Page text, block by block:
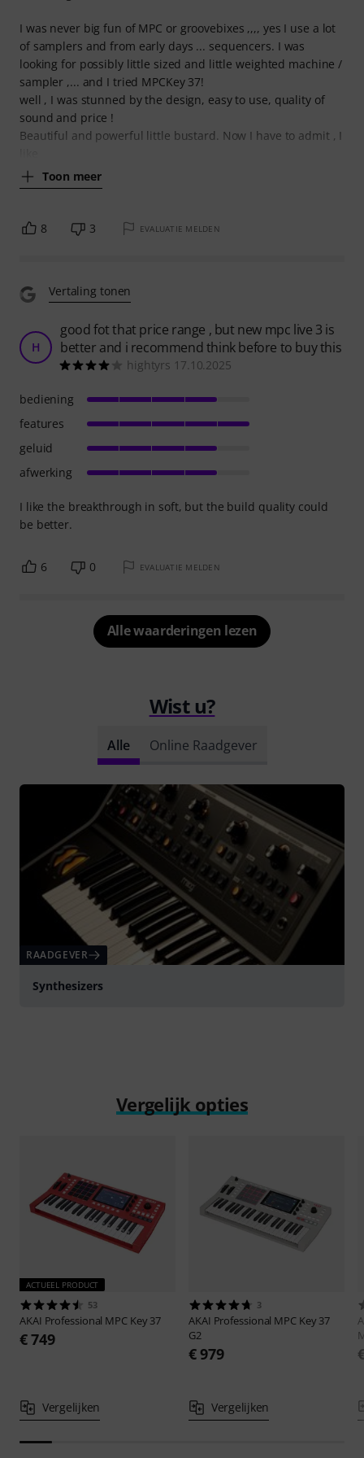
I was never big fun of MPC or groovebixes ,,,, yes I use a lot
of samplers and from early days ... sequencers. I was
looking for possibly little sized and little weighted machine /
sampler ,... and I tried MPCKey 37!
well , I was stunned by the design, easy to use, quality of
sound and price !
Beautiful and powerful little bustard. Now I have to admit , I
Toon meer
8 3 EVALUATIE MELDEN
Vertaling tonen
H
good fot that price range , but new mpc live 3 is
better and i recommend think before to buy this
hightyrs 17.10.2025
I like the breakthrough in soft, but the build quality could
be better.
bediening
features
geluid
afwerking
6 0 EVALUATIE MELDEN
Alle waarderingen lezen
Wist u?
Alle Online Raadgever
RAADGEVER
Synthesizers
Vergelijk opties
ACTUEEL PRODUCT
53
AKAI Professional MPC Key 37
€ 749
Vergelijken
3
AKAI Professional MPC Key 37
G2
€ 979
Vergelijken